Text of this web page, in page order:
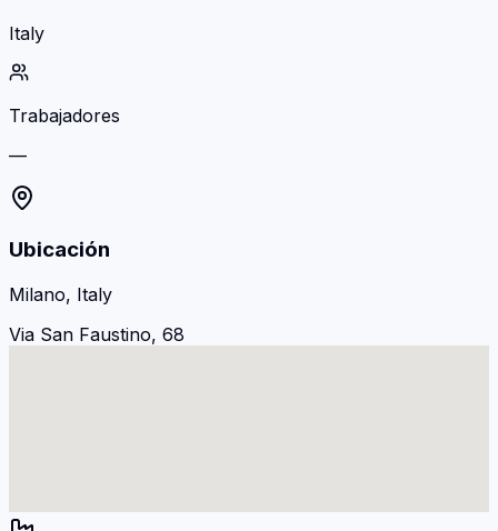
Italy
Trabajadores
—
Ubicación
Milano, Italy
Via San Faustino, 68